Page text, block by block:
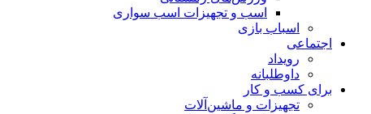
اسب و تجهیزات اسب سواری
اسباب‌ بازی
اجتماعی
رویداد
داوطلبانه
برای کسب و کار
تجهیزات و ماشین‌آلات